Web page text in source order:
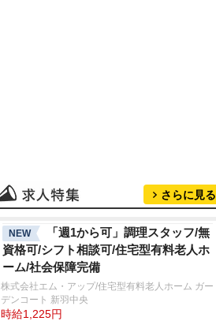
さらに見る
NEW
「週1から可」調理スタッフ/無
資格可/シフト相談可/住宅型有料老人ホ
ーム/社会保障完備
株式会社エム・アップ/住宅型有料老人ホーム ガー
デンコート 新羽中央
時給1,225円